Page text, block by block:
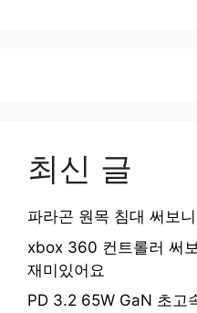
최신 글
파라곤 원목 침대 써보
xbox 360 컨트롤러 써
재미있어요
PD 3.2 65W GaN 초고